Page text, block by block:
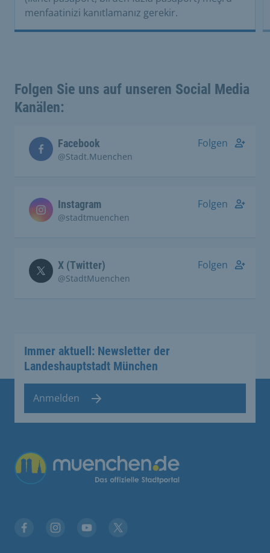
menfaatinizi kanıtlamanız gerekir.
Folgen Sie uns auf unseren Social Media
Kanälen:
Facebook
@Stadt.Muenchen
Folgen
Instagram
@stadtmuenchen
Folgen
X (Twitter)
@StadtMuenchen
Folgen
Immer aktuell: Newsletter der
Landeshauptstadt München
Anmelden
Übergreifende Links